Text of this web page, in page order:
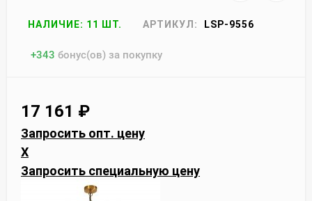
НАЛИЧИЕ: 11 ШТ. АРТИКУЛ: LSP-9556
+343 бонус(ов) за покупку
17 161 ₽
Запросить опт. цену
X
Запросить специальную цену